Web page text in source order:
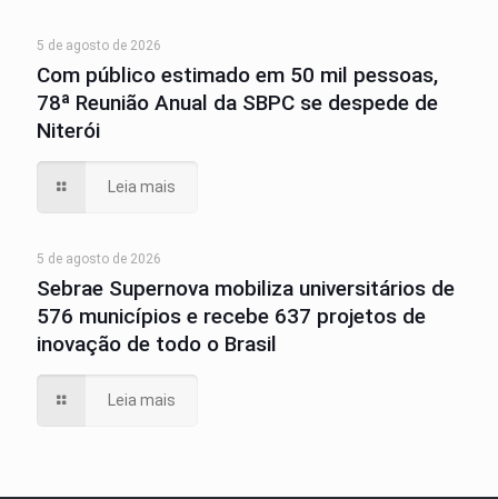
5 de agosto de 2026
Com público estimado em 50 mil pessoas,
78ª Reunião Anual da SBPC se despede de
Niterói
Leia mais
5 de agosto de 2026
Sebrae Supernova mobiliza universitários de
576 municípios e recebe 637 projetos de
inovação de todo o Brasil
Leia mais